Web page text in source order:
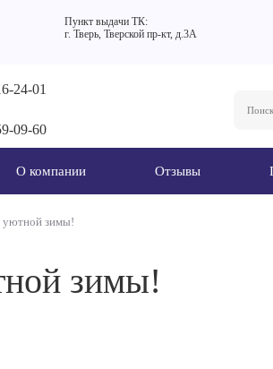
Пункт выдачи ТК:
г. Тверь, Тверской пр-кт, д.3А
24-01
09-60
О компании Отзывы
уютной зимы!
зимы!